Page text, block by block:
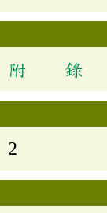
附 錄
2